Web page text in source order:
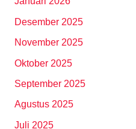
Desember 2025
November 2025
Oktober 2025
September 2025
Agustus 2025
Juli 2025